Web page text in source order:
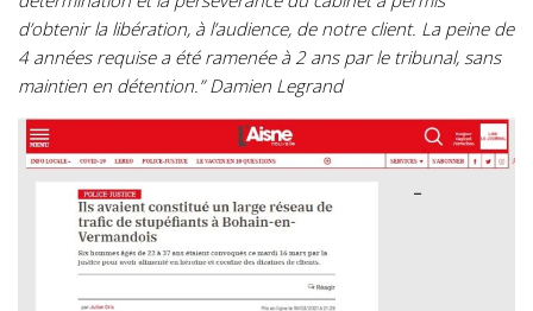
d’obtenir la libération, à l’audience, de notre client. La peine de
4 années requise a été ramenée à 2 ans par le tribunal, sans
maintien en détention.” Damien Legrand